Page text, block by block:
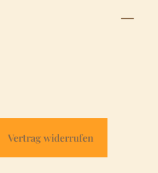
Vertrag widerrufen